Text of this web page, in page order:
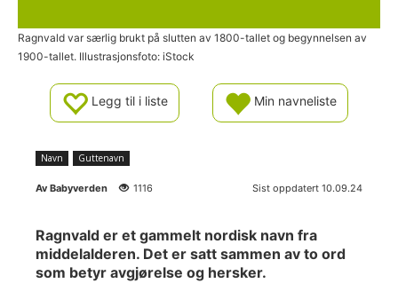
Ragnvald var særlig brukt på slutten av 1800-tallet og begynnelsen av
1900-tallet. Illustrasjonsfoto: iStock
Legg til i liste Min navneliste
Navn Guttenavn
Av Babyverden 1116 Sist oppdatert 10.09.24
Ragnvald er et gammelt nordisk navn fra
middelalderen. Det er satt sammen av to ord
som betyr avgjørelse og hersker.